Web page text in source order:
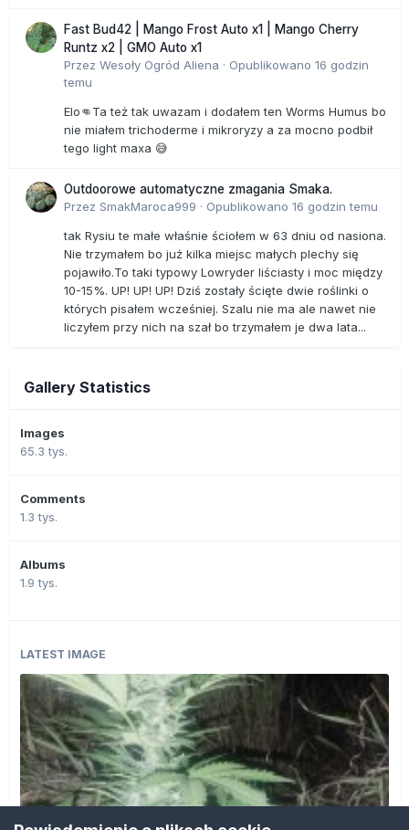
Fast Bud42 | Mango Frost Auto x1 | Mango Cherry
Runtz x2 | GMO Auto x1
Przez Wesoły Ogród Aliena · Opublikowano 16 godzin
temu
Elo👊Ta też tak uwazam i dodałem ten Worms Humus bo
nie miałem trichoderme i mikroryzy a za mocno podbił
tego light maxa 😅
Outdoorowe automatyczne zmagania Smaka.
Przez SmakMaroca999 · Opublikowano 16 godzin temu
tak Rysiu te małe właśnie ściołem w 63 dniu od nasiona.
Nie trzymałem bo już kilka miejsc małych plechy się
pojawiło.To taki typowy Lowryder liściasty i moc między
10-15%. UP! UP! UP! Dziś zostały ścięte dwie roślinki o
których pisałem wcześniej. Szalu nie ma ale nawet nie
liczyłem przy nich na szał bo trzymałem je dwa lata...
Gallery Statistics
Images
65.3 tys.
Comments
1.3 tys.
Albums
1.9 tys.
LATEST IMAGE